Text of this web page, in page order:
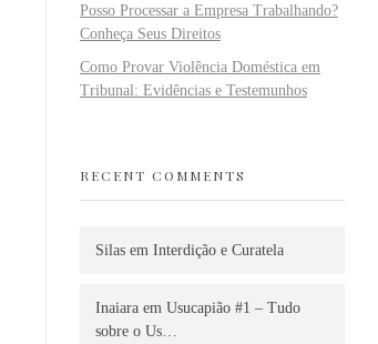
Posso Processar a Empresa Trabalhando?
Conheça Seus Direitos
Como Provar Violência Doméstica em
Tribunal: Evidências e Testemunhos
RECENT COMMENTS
Silas em Interdição e Curatela
Inaiara em Usucapião #1 – Tudo
sobre o Us…